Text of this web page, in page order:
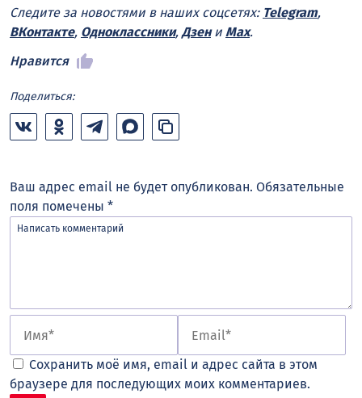
Следите за новостями в наших соцсетях: Telegram,
ВКонтакте, Одноклассники, Дзени Max.
Нравится
Поделиться:
Ваш адрес email не будет опубликован. Обязательные
поля помечены *
Сохранить моё имя, email и адрес сайта в этом
браузере для последующих моих комментариев.